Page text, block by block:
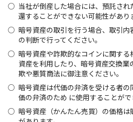
当社が倒産した場合には、預託さ
還することができない可能性があり
暗号資産の取引を行う場合、取引
の判断で行ってください。
暗号資産や詐欺的なコインに関する
資産を利用したり、暗号資産交換
欺や悪質商法に御注意ください。
暗号資産は代価の弁済を受ける者
価の弁済のため に使⽤することがで
暗号資産（かんたん売買）の価格